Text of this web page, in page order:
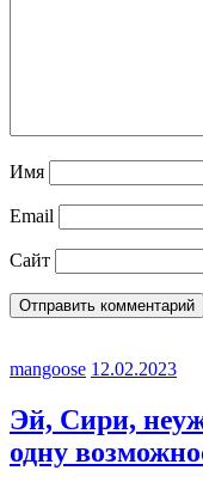
Имя
Email
Сайт
mangoose 12.02.2023
Эй, Сири,
одну